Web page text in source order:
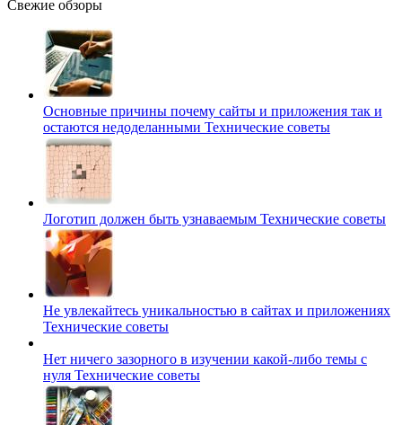
Свежие обзоры
Основные причины почему сайты и приложения так и
остаются недоделанными Технические советы
Логотип должен быть узнаваемым Технические советы
Не увлекайтесь уникальностью в сайтах и приложениях
Технические советы
Нет ничего зазорного в изучении какой-либо темы с
нуля Технические советы